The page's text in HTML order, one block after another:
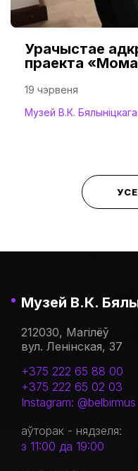
Урачыстае
праекта
19 чэрвеня
Музей В.К.
Музей В.К.
212030, Магілёў
вул. Ленінская, 37
+375 222 65 88 00
+375 222 65 02 03
Instagram: @belbirmus
аўторак - нядзеля:
з 11:00 да 19:00